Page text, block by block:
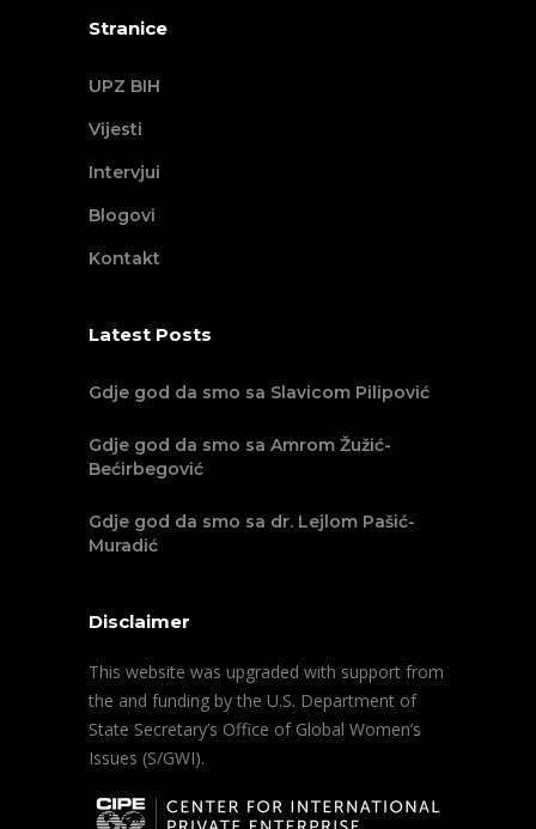
Stranice
UPZ BIH
Vijesti
Intervjui
Blogovi
Kontakt
Latest Posts
Gdje god da smo sa Slavicom Pilipović
Gdje god da smo sa Amrom Žužić-
Bećirbegović
Gdje god da smo sa dr. Lejlom Pašić-
Muradić
Disclaimer
This website was upgraded with support from
the and funding by the U.S. Department of
State Secretary’s Office of Global Women’s
Issues (S/GWI).